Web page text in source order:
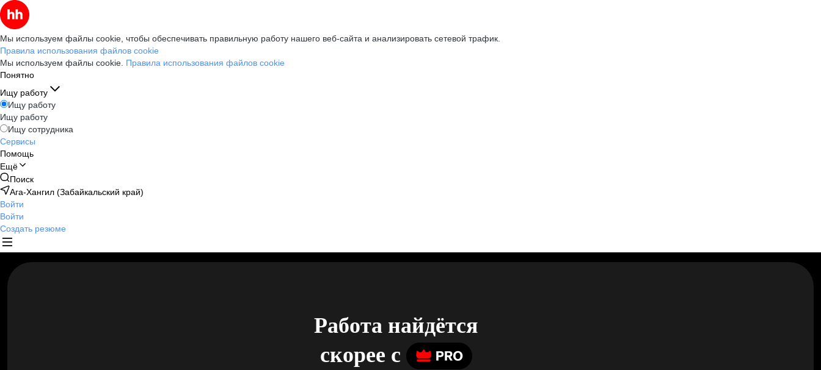
Мы используем файлы cookie, чтобы обеспечивать правильную работу нашего веб-сайта и анализировать сетевой трафик.
Правила использования файлов cookie
Мы используем файлы cookie. Правила использования файлов cookie
Понятно
Ищу работу
Ищу работу
Ищу работу
Ищу сотрудника
Сервисы
Помощь
Ещё
Поиск
Ага-Хангил (Забайкальский край)
Войти
Войти
Создать резюме
Работа найдётся
скорее c